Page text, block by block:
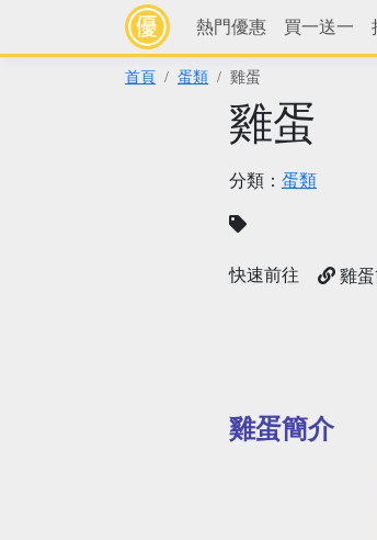
熱門優惠 買一送一
首頁 蛋類 雞蛋
雞蛋
分類： 蛋類
快速前往 雞
雞蛋簡介